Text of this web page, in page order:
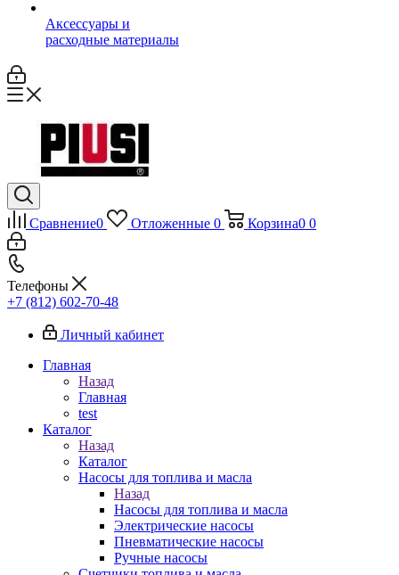
Аксессуары и
расходные материалы
Сравнение0 Отложенные 0 Корзина0 0
Телефоны
+7 (812) 602-70-48
Личный кабинет
Главная
Назад
Главная
test
Каталог
Назад
Каталог
Насосы для топлива и масла
Назад
Насосы для топлива и масла
Электрические насосы
Пневматические насосы
Ручные насосы